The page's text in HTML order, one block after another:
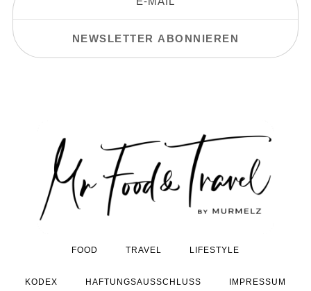
FOOD TRAVEL LIFESTYLE
KODEX HAFTUNGSAUSSCHLUSS IMPRESSUM